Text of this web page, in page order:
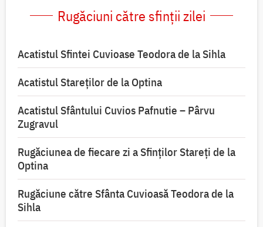
Rugăciuni către sfinții zilei
Acatistul Sfintei Cuvioase Teodora de la Sihla
Acatistul Stareţilor de la Optina
Acatistul Sfântului Cuvios Pafnutie – Pârvu
Zugravul
Rugăciunea de fiecare zi a Sfinților Stareți de la
Optina
Rugăciune către Sfânta Cuvioasă Teodora de la
Sihla